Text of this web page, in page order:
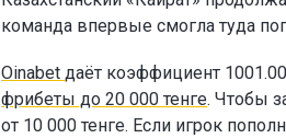
команда впервые смогла туда
Oinabet даёт коэффициент
фрибеты до 20 000 тенге. Чтобы
от 10 000 тенге. Если игрок